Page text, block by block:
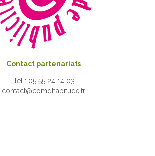
Contact partenariats
Tél : 05 55 24 14 03
contact@comdhabitude.fr